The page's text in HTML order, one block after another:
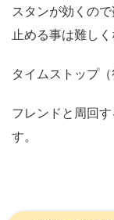
スタンが効くの
止める事は難しく
タイムストップ
フレンドと周回
す。